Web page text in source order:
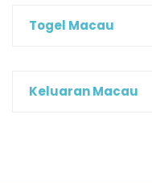
Togel Macau
Keluaran Macau